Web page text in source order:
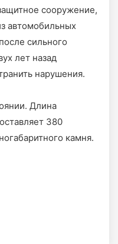
сооружение,
автомобильных
сильного
лет назад
нарушения.
Длина
380
камня.